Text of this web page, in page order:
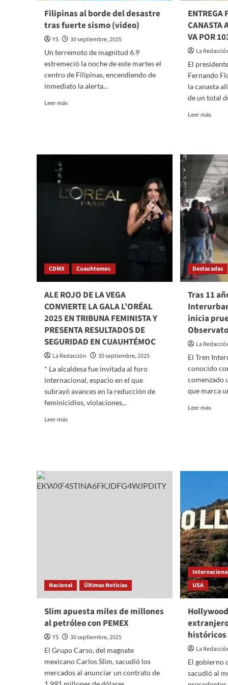
Filipinas al borde del desastre
tras fuerte sismo (video)
YS
30 septiembre, 2025
Un terremoto de magnitud 6.9
estremeció la noche de este martes el
centro de Filipinas, encendiendo de
inmediato la alerta...
Leer másRead
fuerte
sismo
(video)
ENTREGA
CANASTA
VA POR
La
El
Fernando
la canasta
de un total
Leer másRead
LA
17
MIL,
VA
POR
103
MIL
MÁS
CDMX Cuauhtemoc
ALE ROJO DE LA VEGA
CONVIERTE LA GALA L’ORÉAL
2025 EN TRIBUNA FEMINISTA Y
PRESENTA RESULTADOS DE
SEGURIDAD EN CUAUHTÉMOC
La Redacción
30 septiembre, 2025
* La alcaldesa fue invitada al foro
internacional, espacio en el que
subrayó avances en la reducción de
feminicidios, violaciones...
Leer másRead
VEGA
PRESENTA
RESULTADOS
SEGURIDAD
EN
Destacadas
Tras 11
inicia
La
El Tren
conocido
comenzado
que marca
Leer másRead
inicia
hasta
Nacional Últimas Noticias
Slim apuesta miles de millones
al petróleo con PEMEX
YS
30 septiembre, 2025
El Grupo Carso, del magnate
mexicano Carlos Slim, sacudió los
mercados al anunciar un contrato de
USA
históricos
La
El gobierno
sacudió al